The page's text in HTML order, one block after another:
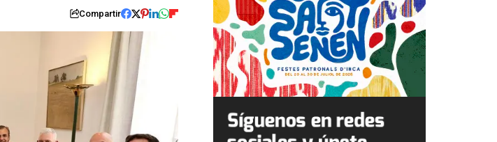
Compartir